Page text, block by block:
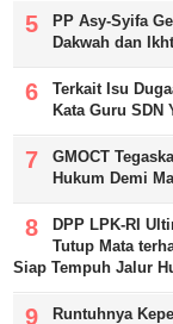
PP Asy-Syifa
Dakwah dan
Terkait Isu
Kata Guru SDN
GMOCT
Hukum Demi
DPP LPK-RI
Tutup Mata
Siap Tempuh Jalur
Runtuhnya